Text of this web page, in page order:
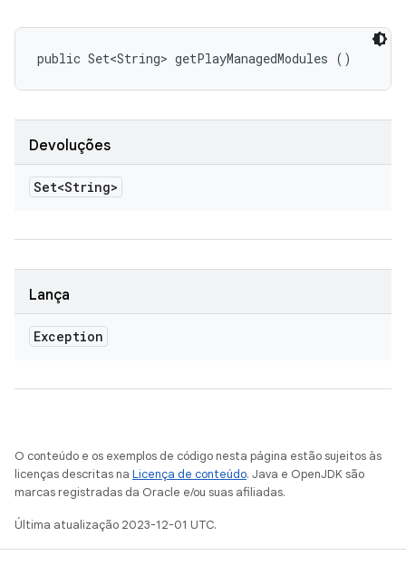
public Set<String> getPlayManagedModules ()
Devoluções
Set<String>
Lança
Exception
O conteúdo e os exemplos de código nesta página estão sujeitos às
licenças descritas na Licença de conteúdo. Java e OpenJDK são
marcas registradas da Oracle e/ou suas afiliadas.
Última atualização 2023-12-01 UTC.